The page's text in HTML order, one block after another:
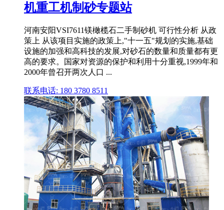
机重工机制砂专题站
河南安阳VSI7611镁橄榄石二手制砂机 可行性分析 从政
策上 从该项目实施的政策上,"十一五"规划的实施,基础
设施的加强和高科技的发展,对砂石的数量和质量都有更
高的要求。国家对资源的保护和利用十分重视,1999年和
2000年曾召开两次人口 ...
联系电话: 180 3780 8511